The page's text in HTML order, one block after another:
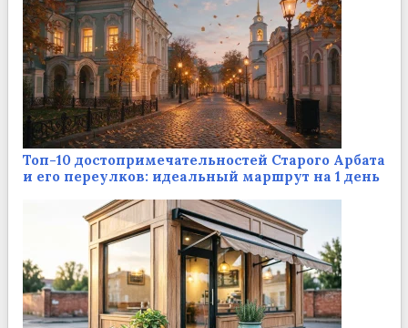
Топ-10 достопримечательностей Старого Арбата
и его переулков: идеальный маршрут на 1 день